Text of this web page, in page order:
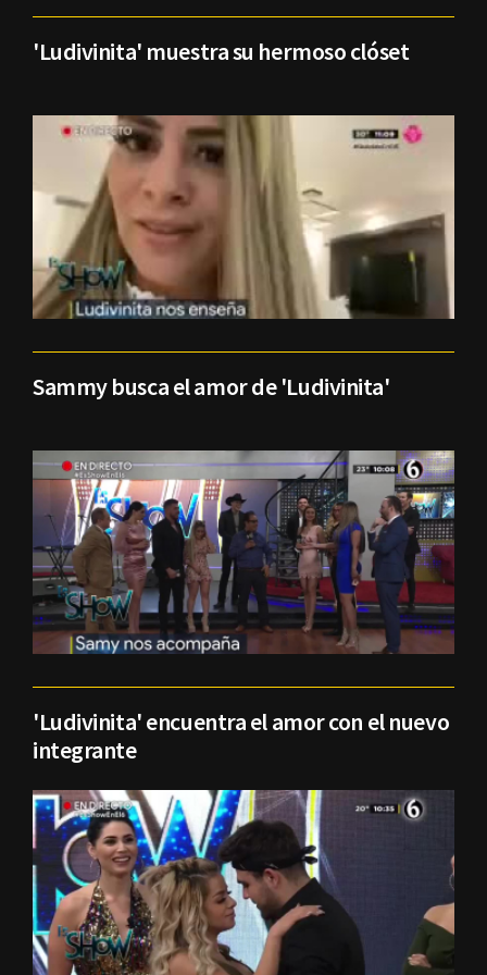
'Ludivinita' muestra su hermoso clóset
Sammy busca el amor de 'Ludivinita'
'Ludivinita' encuentra el amor con el nuevo
integrante